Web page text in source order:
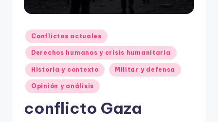
Publicado
en
Conflictos actuales
Derechos humanos y crisis humanitaria
Historia y contexto Militar y defensa
Opinión y análisis
conflicto Gaza